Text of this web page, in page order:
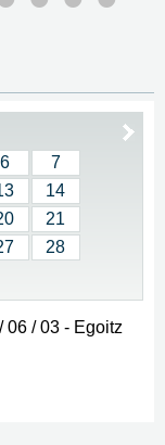
6
7
14
21
28
06 / 03 - Egoitz